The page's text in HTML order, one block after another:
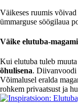
Väikeses ruumis
ümmarguse söögilaua
Väike elutuba-
Kui elutuba tuleb
õhulisena. Diivanvoodi
Võimalusel eralda
rohkem privaatsust ja